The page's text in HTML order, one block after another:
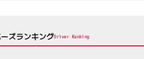
ズランキングDriver Ranking